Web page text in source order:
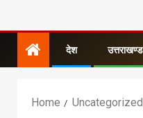
देश उत्तराखण्ड
Home Uncategorized